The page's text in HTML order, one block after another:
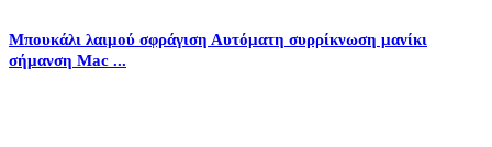
Μπουκάλι λαιμού σφράγιση Αυτόματη συρρίκνωση μανίκι
σήμανση Mac ...